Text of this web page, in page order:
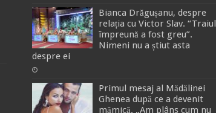
Bianca Drăgușanu, despre
relația cu Victor Slav. “Traiul
împreună a fost greu”.
Nimeni nu a știut asta
despre ei
Primul mesaj al Mădălinei
Ghenea după ce a devenit
mămică. „Am plâns cum nu